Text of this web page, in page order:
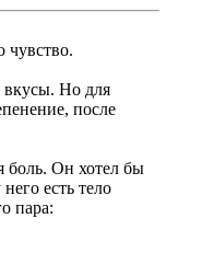
чувство.
вкусы. Но для
после
боль. Он хотел бы
есть тело
пара: